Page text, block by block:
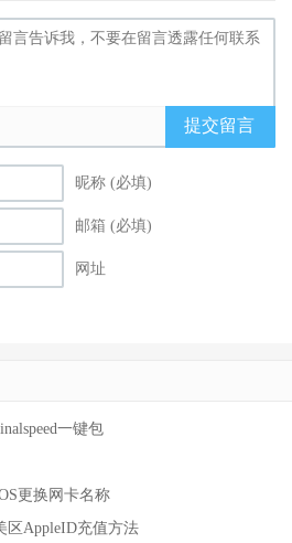
提交留言
昵称 (必填)
邮箱 (必填)
网址
一键包
更换网卡名称
区AppleID充值方法